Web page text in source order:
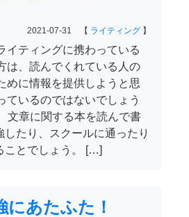
2021-07-31 【 ライティング 】
イティングに携わっている
は、読んでくれている人の
めに情報を提供しようと思
ているのではないでしょう
文章に関する本を読んで書
したり、スクールに通ったり
ことでしょう。 […]
にあたふた！